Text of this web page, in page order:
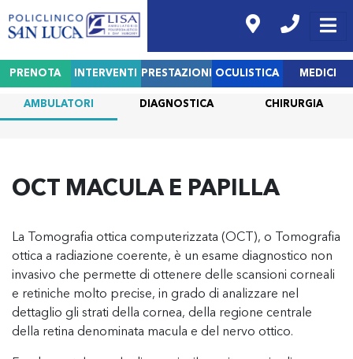
PRENOTA INTERVENTI PRESTAZIONI OCULISTICA
AMBULATORI DIAGNOSTICA CHIRURGIA
MEDICI
OCT MACULA E PAPILLA
La Tomografia ottica computerizzata (OCT), o Tomografia
ottica a radiazione coerente, è un esame diagnostico non
invasivo che permette di ottenere delle scansioni corneali
e retiniche molto precise, in grado di analizzare nel
dettaglio gli strati della cornea, della regione centrale
della retina denominata macula e del nervo ottico.